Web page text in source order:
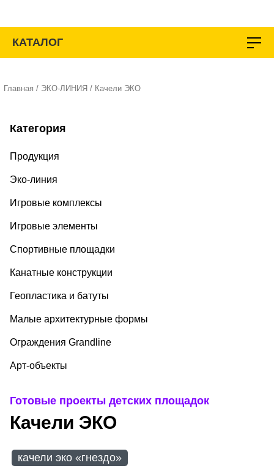
содержимому
КАТАЛОГ
Главная / ЭКО-ЛИНИЯ / Качели ЭКО
Категория
Продукция
Эко-линия
Игровые комплексы
Игровые элементы
Спортивные площадки
Канатные конструкции
Геопластика и батуты
Малые архитектурные формы
Ограждения Grandline
Арт-объекты
Готовые проекты детских площадок
Качели ЭКО
качели эко «гнездо»